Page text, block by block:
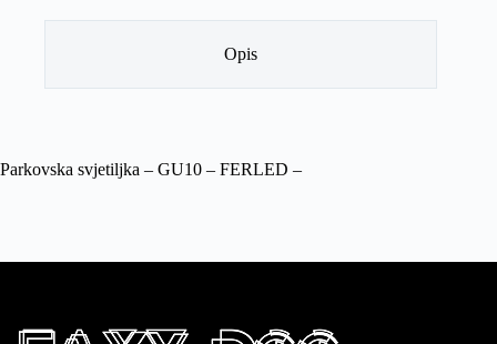
Opis
Parkovska svjetiljka – GU10 – FERLED –